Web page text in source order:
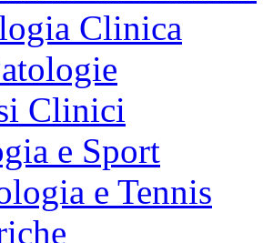
Clinica
Clinici
e Sport
e Tennis